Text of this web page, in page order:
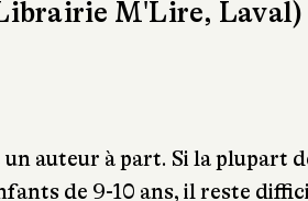
M'Lire, Laval)
auteur à part. Si la plupart
de 9-10 ans, il reste